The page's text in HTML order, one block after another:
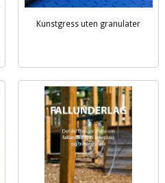
Kunstgress uten granulater